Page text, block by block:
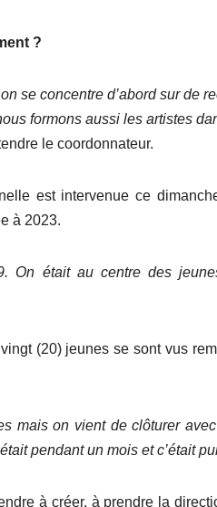
?
se concentre d’abord sur de
formons aussi les artistes
le coordonnateur.
est intervenue ce
à 2023.
On était au centre des
(20) jeunes se sont vus
mais on vient de clôturer
pendant un mois et c’était
à créer, à prendre la